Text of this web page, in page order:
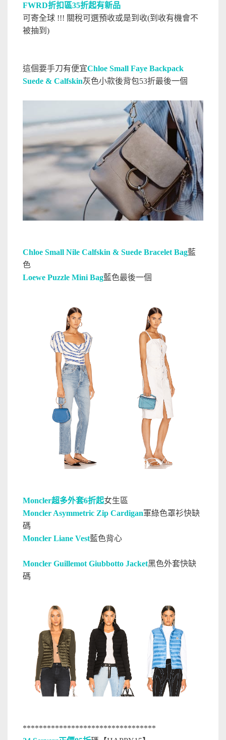
FWRD折扣區35折起有新品
可寄全球 !!! 關稅可選預收或是到收(到收有機會不
被抽到)
這個要手刀有便宜Chloe Small Faye Backpack
Suede & Calfskin灰色小款後背包53折最後一個
Chloe Small Nile Calfskin & Suede Bracelet Bag藍
色
Loewe Puzzle Mini Bag藍色最後一個
Moncler超多外套6折起女生區
Moncler Asymmetric Zip Cardigan軍綠色罩衫快缺
碼
Moncler Liane Vest藍色背心
Moncler Guillemot Giubbotto Jacket黑色外套快缺
碼
*********************************